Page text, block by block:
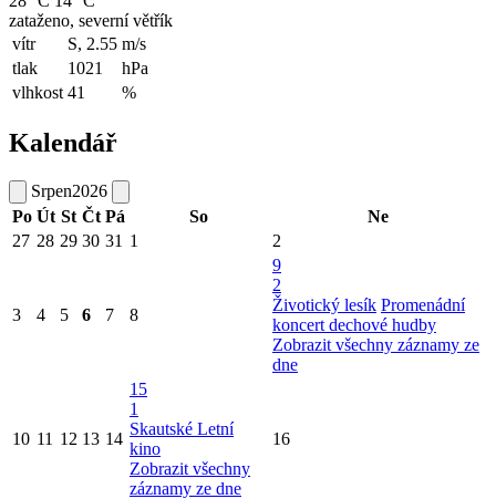
zataženo, severní větřík
vítr
S, 2.55 m/s
tlak
1021
hPa
vlhkost 41 %
Kalendář
Srpen2026
Po Út St Čt Pá So
Ne
27 28 29 30 31 1 2
3 4 5 6 7 8
9
2
Životický lesík Promenádní
koncert dechové hudby
Zobrazit všechny záznamy ze
dne
10 11 12 13 14
15
1
Skautské Letní
kino
Zobrazit všechny
záznamy ze dne
16